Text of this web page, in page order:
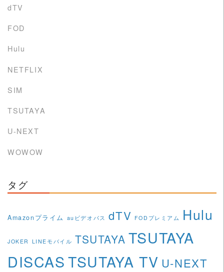
dTV
FOD
Hulu
NETFLIX
SIM
TSUTAYA
U-NEXT
WOWOW
タグ
Amazonプライム auビデオパス dTV FODプレミアム Hulu
JOKER LINEモバイル TSUTAYA TSUTAYA
DISCAS TSUTAYA TV U-NEXT